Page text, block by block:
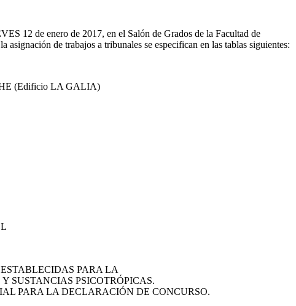
12 de enero de 2017, en el Salón de Grados de la Facultad de
de trabajos a tribunales se especifican en las tablas siguientes:
(Edificio LA GALIA)
PARA LA
SUSTANCIAS PSICOTRÓPICAS.
PARA LA DECLARACIÓN DE CONCURSO.